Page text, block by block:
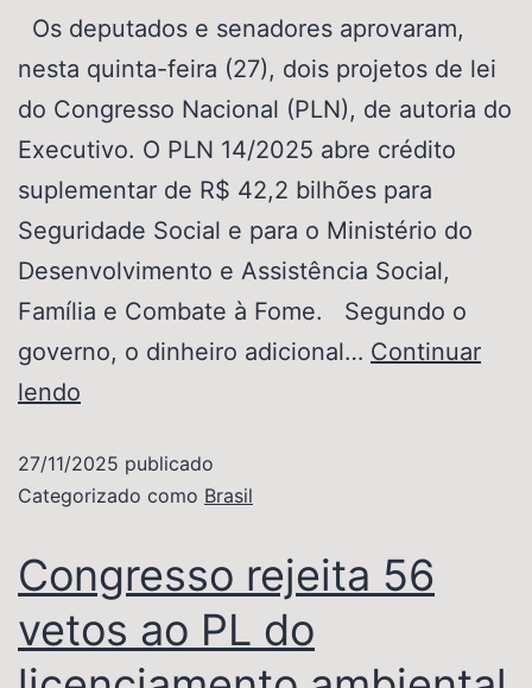
Os deputados e senadores aprovaram,
nesta quinta-feira (27), dois projetos de lei
do Congresso Nacional (PLN), de autoria do
Executivo. O PLN 14/2025 abre crédito
suplementar de R$ 42,2 bilhões para
Seguridade Social e para o Ministério do
Desenvolvimento e Assistência Social,
Família e Combate à Fome. Segundo o
governo, o dinheiro adicional… Continuar
lendo
27/11/2025 publicado
Categorizado como Brasil
Congresso rejeita 56
vetos ao PL do